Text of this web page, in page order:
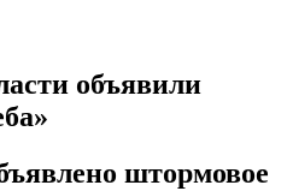
объявили
штормовое